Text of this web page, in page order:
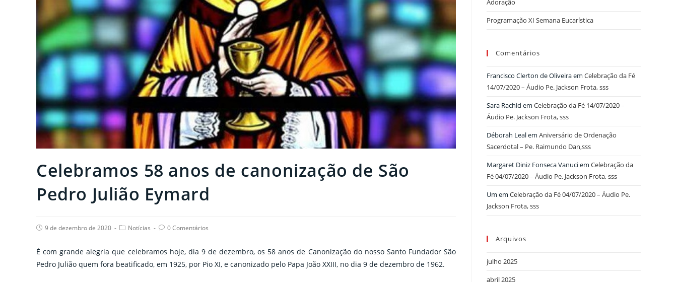
Celebramos 58 anos de canonização de São
Pedro Julião Eymard
Post9 de dezembro de 2020
PostNotícias
Post0 Comentários
É com grande alegria que celebramos hoje, dia 9 de dezembro, os 58 anos de Canonização do nosso Santo Fundador São
Pedro Julião quem fora beatificado, em 1925, por Pio XI, e canonizado pelo Papa João XXIII, no dia 9 de dezembro de 1962.
Adoração
Programação XI Semana Eucarística
Comentários
Francisco Clerton de Oliveiraem Celebração da Fé
14/07/2020 – Áudio Pe. Jackson Frota, sss
Sara Rachid em Celebração da Fé 14/07/2020 –
Áudio Pe. Jackson Frota, sss
Déborah Lealem Aniversário de Ordenação
Sacerdotal – Pe. Raimundo Dan,sss
Margaret Diniz Fonseca Vanuciem Celebração da
Fé 04/07/2020 – Áudio Pe. Jackson Frota, sss
Um em Celebração da Fé 04/07/2020 – Áudio Pe.
Jackson Frota, sss
Arquivos
julho 2025
abril 2025